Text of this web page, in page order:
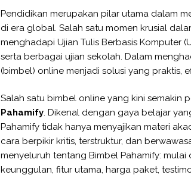
Pendidikan merupakan pilar utama dalam
di era global. Salah satu momen krusial
menghadapi Ujian Tulis Berbasis Komputer
serta berbagai ujian sekolah. Dalam
(bimbel) online menjadi solusi yang praktis,
Salah satu bimbel online yang kini semakin
Pahamify. Dikenal dengan gaya belajar
Pahamify tidak hanya menyajikan materi
cara berpikir kritis, terstruktur, dan
menyeluruh tentang Bimbel Pahamify:
keunggulan, fitur utama, harga paket,